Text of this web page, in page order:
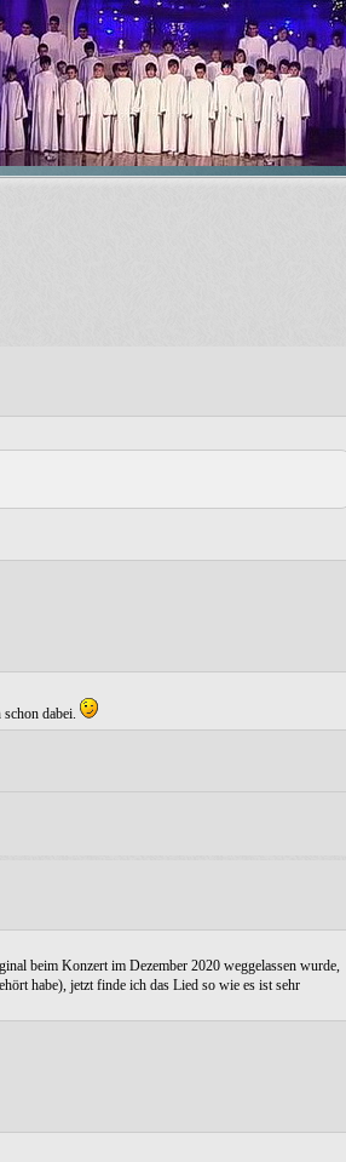
dabei.
beim Konzert im Dezember 2020 weggelassen wurde,
habe), jetzt finde ich das Lied so wie es ist sehr